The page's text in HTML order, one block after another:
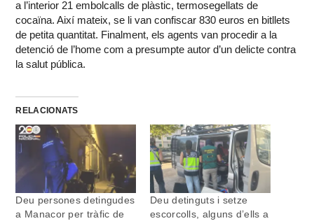
a l’interior 21 embolcalls de plàstic, termosegellats de
cocaïna. Així mateix, se li van confiscar 830 euros en bitllets
de petita quantitat. Finalment, els agents van procedir a la
detenció de l’home com a presumpte autor d’un delicte contra
la salut pública.
RELACIONATS
Deu persones detingudes
a Manacor per tràfic de
Deu detinguts i setze
escorcolls, alguns d’ells a